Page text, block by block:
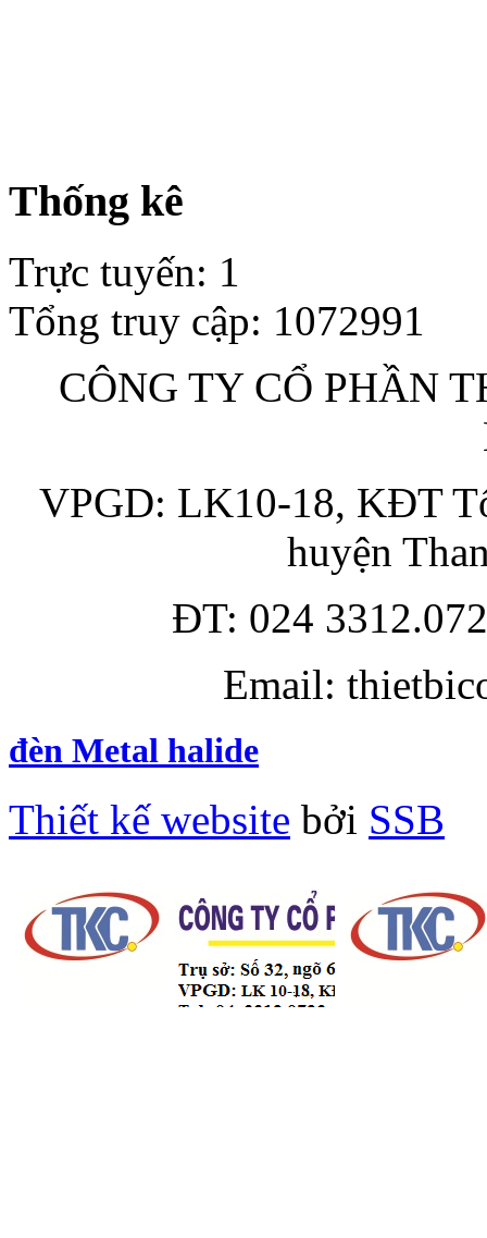
Thống kê
Trực tuyến: 1
Tổng truy cập: 1072991
CÔNG TY CỔ PHẦN
VPGD: LK10-18, KĐT
huyện
ĐT: 024
Email:
đèn Metal halide
Thiết kế website bởi SSB